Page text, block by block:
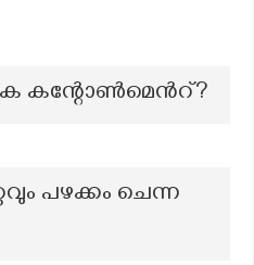
കന്റോൺമെന്‍റ്?
പഴക്കം ചെന്ന